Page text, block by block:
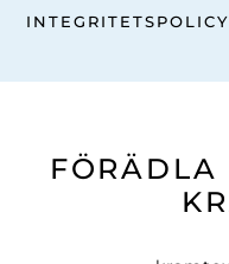
INTEGRITETSPOLICY
FÖRÄDLA